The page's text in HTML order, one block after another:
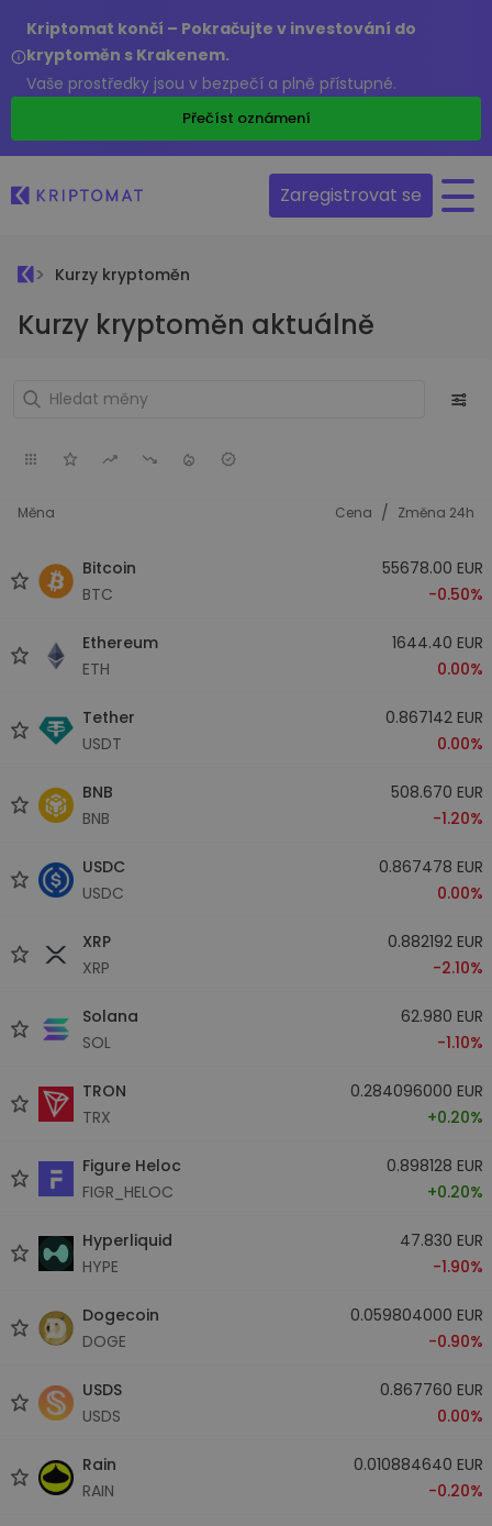
Kriptomat končí – Pokračujte v investování do
kryptoměn s Krakenem.
Vaše prostředky jsou v bezpečí a plně přístupné.
Přečíst oznámení
Zaregistrovat se
Kurzy kryptoměn
Kurzy kryptoměn aktuálně
Měna Cena / Změna 24h
Bitcoin
BTC
55678.00 EUR
-0.50%
Ethereum
ETH
1644.40 EUR
0.00%
Tether
USDT
0.867142 EUR
0.00%
BNB
BNB
508.670 EUR
-1.20%
USDC
USDC
0.867478 EUR
0.00%
XRP
XRP
0.882192 EUR
-2.10%
Solana
SOL
62.980 EUR
-1.10%
TRON
TRX
0.284096000 EUR
+0.20%
Figure Heloc
FIGR_HELOC
0.898128 EUR
+0.20%
Hyperliquid
HYPE
47.830 EUR
-1.90%
Dogecoin
DOGE
0.059804000 EUR
-0.90%
USDS
USDS
0.867760 EUR
0.00%
Rain
RAIN
0.010884640 EUR
-0.20%